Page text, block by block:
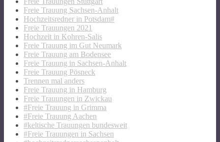
Freie Trauung Sachsen-Anhalt
Hochzeitsredner in Potsdam#
Freie Trauungen 2021
Hochzeit in Kohren-Salis
Freie Trauung im Gut Neumark
Freie Trauung am Bodensee
Freie Trauung in Sachsen-Anhalt
Freie Trauung Pösneck
Trennen mal anders
Freie Trauung in Hamburg
Freie Trauungen in Zwickau
#Freie Trauung in Grimma
#Freie Trauung Aachen
#keltische Trauungen bundesweit
#Freie Trauungen in Sachsen